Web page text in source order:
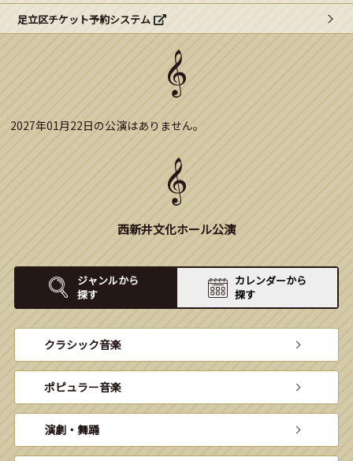
ブランドからのお知らせ
足立区チケット予約システム
2027年01月22日の公演はありません。
西新井文化ホール公演
ジャンルから
探す
カレンダーから
探す
クラシック音楽
ポピュラー音楽
演劇・舞踊